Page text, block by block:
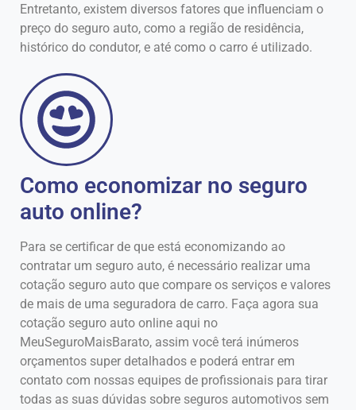
Entretanto, existem diversos fatores que influenciam o
preço do seguro auto, como a região de residência,
histórico do condutor, e até como o carro é utilizado.
Como economizar no seguro
auto online?
Para se certificar de que está economizando ao
contratar um seguro auto, é necessário realizar uma
cotação seguro auto que compare os serviços e valores
de mais de uma seguradora de carro. Faça agora sua
cotação seguro auto online aqui no
MeuSeguroMaisBarato, assim você terá inúmeros
orçamentos super detalhados e poderá entrar em
contato com nossas equipes de profissionais para tirar
todas as suas dúvidas sobre seguros automotivos sem